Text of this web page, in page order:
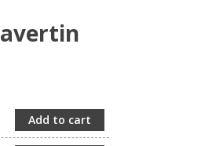
Add to cart